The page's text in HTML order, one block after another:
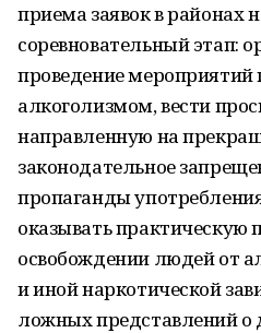
приема заявок в районах
соревновательный этап:
проведение мероприятий
алкоголизмом, вести
направленную на
законодательное
пропаганды
оказывать практическую
освобождении людей от
и иной наркотической
ложных представлений о